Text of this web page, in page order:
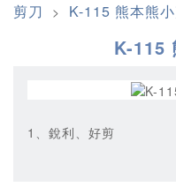
剪刀 > K-115 熊本熊
K-115
1、銳利、好剪